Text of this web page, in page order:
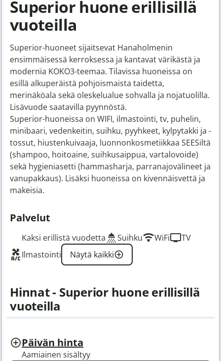
Superior huone erillisillä
vuoteilla
Superior-huoneet sijaitsevat Hanaholmenin
ensimmäisessä kerroksessa ja kantavat värikästä ja
modernia KOKO3-teemaa. Tilavissa huoneissa on
esillä alkuperäistä pohjoismaista taidetta,
merinäköala sekä oleskelualue sohvalla ja nojatuolilla.
Lisävuode saatavilla pyynnöstä.
Superior-huoneissa on WIFI, ilmastointi, tv, puhelin,
minibaari, vedenkeitin, suihku, pyyhkeet, kylpytakki ja -
tossut, hiustenkuivaaja, luonnonkosmetiikkaa SEESiltä
(shampoo, hoitoaine, suihkusaippua, vartalovoide)
sekä hygieniasetti (hammasharja, parranajovälineet ja
vanupakkaus). Lisäksi huoneissa on kivennäisvettä ja
makeisia.
Palvelut
Kaksi erillistä vuodetta Suihku WiFi
TV
Ilmastointi
Näytä kaikki
Hinnat - Superior huone erillisillä
vuoteilla
Päivän hinta
Aamiainen sisältyy